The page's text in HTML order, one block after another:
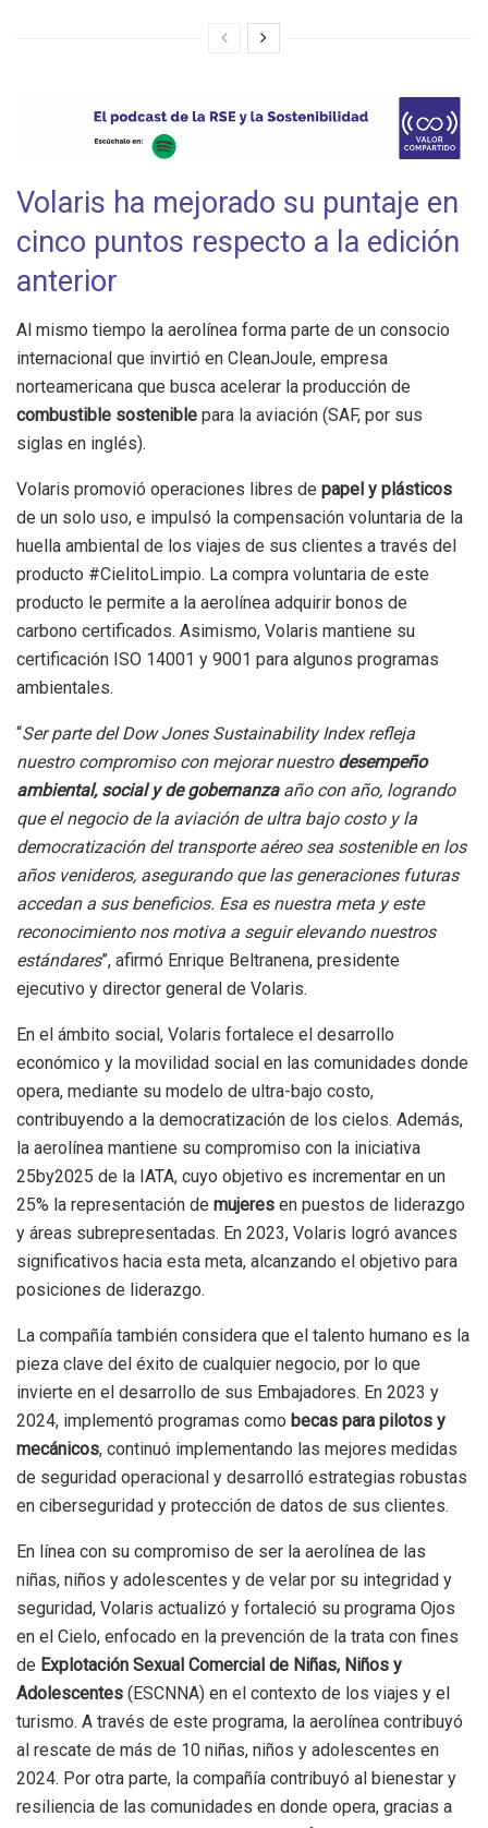
Volaris ha mejorado su puntaje en
cinco puntos respecto a la edición
anterior
Al mismo tiempo la aerolínea forma parte de un consocio
internacional que invirtió en CleanJoule, empresa
norteamericana que busca acelerar la producción de
combustible sostenible para la aviación (SAF, por sus
siglas en inglés).
Volaris promovió operaciones libres de papel y plásticos
de un solo uso, e impulsó la compensación voluntaria de la
huella ambiental de los viajes de sus clientes a través del
producto #CielitoLimpio. La compra voluntaria de este
producto le permite a la aerolínea adquirir bonos de
carbono certificados. Asimismo, Volaris mantiene su
certificación ISO 14001 y 9001 para algunos programas
ambientales.
“Ser parte del Dow Jones Sustainability Index refleja
nuestro compromiso con mejorar nuestro desempeño
ambiental, social y de gobernanzaaño con año, logrando
que el negocio de la aviación de ultra bajo costo y la
democratización del transporte aéreo sea sostenible en los
años venideros, asegurando que las generaciones futuras
accedan a sus beneficios. Esa es nuestra meta y este
reconocimiento nos motiva a seguir elevando nuestros
estándares”, afirmó Enrique Beltranena, presidente
ejecutivo y director general de Volaris.
En el ámbito social, Volaris fortalece el desarrollo
económico y la movilidad social en las comunidades donde
opera, mediante su modelo de ultra-bajo costo,
contribuyendo a la democratización de los cielos. Además,
la aerolínea mantiene su compromiso con la iniciativa
25by2025 de la IATA, cuyo objetivo es incrementar en un
25% la representación de mujeres en puestos de liderazgo
y áreas subrepresentadas. En 2023, Volaris logró avances
significativos hacia esta meta, alcanzando el objetivo para
posiciones de liderazgo.
La compañía también considera que el talento humano es la
pieza clave del éxito de cualquier negocio, por lo que
invierte en el desarrollo de sus Embajadores. En 2023 y
2024, implementó programas como becas para pilotos y
mecánicos, continuó implementando las mejores medidas
de seguridad operacional y desarrolló estrategias robustas
en ciberseguridad y protección de datos de sus clientes.
En línea con su compromiso de ser la aerolínea de las
niñas, niños y adolescentes y de velar por su integridad y
seguridad, Volaris actualizó y fortaleció su programa Ojos
en el Cielo, enfocado en la prevención de la trata con fines
de Explotación Sexual Comercial de Niñas, Niños y
Adolescentes (ESCNNA) en el contexto de los viajes y el
turismo. A través de este programa, la aerolínea contribuyó
al rescate de más de 10 niñas, niños y adolescentes en
2024. Por otra parte, la compañía contribuyó al bienestar y
resiliencia de las comunidades en donde opera, gracias a